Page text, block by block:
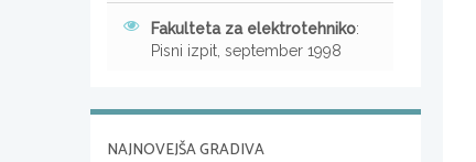
Fakulteta za elektrotehniko:
Pisni izpit, september 1998
NAJNOVEJŠA GRADIVA